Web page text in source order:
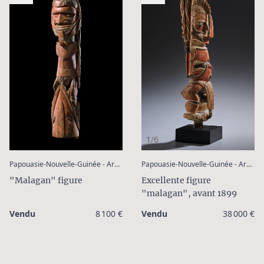
Papouasie-Nouvelle-Guinée - Archipel Bismarck - Nouvelle Irlande :
"Malagan" figure
Vendu 8 100 €
1/6
Papouasie-Nouvelle-Guinée - Archipel Bismarck - Nouvelle Irlande
Excellente figure
"malagan", avant 1899
Vendu 38 000 €